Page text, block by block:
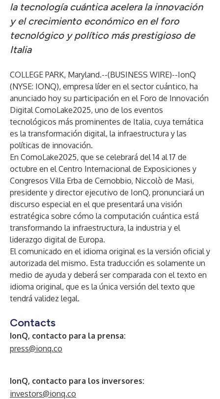
la tecnología cuántica acelera la innovación
y el crecimiento económico en el foro
tecnológico y político más prestigioso de
Italia
COLLEGE PARK, Maryland.--(BUSINESS WIRE)--IonQ
(NYSE: IONQ), empresa líder en el sector cuántico, ha
anunciado hoy su participación en el Foro de Innovación
Digital ComoLake2025, uno de los eventos
tecnológicos más prominentes de Italia, cuya temática
es la transformación digital, la infraestructura y las
políticas de innovación.
En ComoLake2025, que se celebrará del 14 al 17 de
octubre en el Centro Internacional de Exposiciones y
Congresos Villa Erba de Cernobbio, Niccolò de Masi,
presidente y director ejecutivo de IonQ, pronunciará un
discurso especial en el que presentará una visión
estratégica sobre cómo la computación cuántica está
transformando la infraestructura, la industria y el
liderazgo digital de Europa.
El comunicado en el idioma original es la versión oficial y
autorizada del mismo. Esta traducción es solamente un
medio de ayuda y deberá ser comparada con el texto en
idioma original, que es la única versión del texto que
tendrá validez legal.
Contacts
IonQ, contacto para la prensa:
press@ionq.co
IonQ, contacto para los inversores:
investors@ionq.co